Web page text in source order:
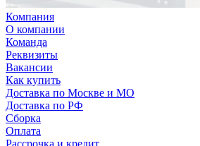
Компания
О компании
Команда
Реквизиты
Вакансии
Как купить
Доставка по Москве и МО
Доставка по РФ
Сборка
Оплата